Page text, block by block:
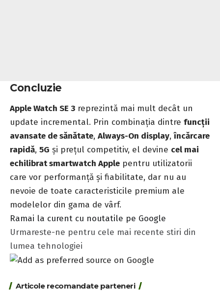
Concluzie
Apple Watch SE 3 reprezintă mai mult decât un
update incremental. Prin combinația dintre funcții
avansate de sănătate, Always-On display,încărcare
rapidă, 5G și prețul competitiv, el devine cel mai
echilibrat smartwatch Apple pentru utilizatorii
care vor performanță și fiabilitate, dar nu au
nevoie de toate caracteristicile premium ale
modelelor din gama de vârf.
Ramai la curent cu noutatile pe Google
Urmareste-ne pentru cele mai recente stiri din
lumea tehnologiei
Articole recomandate parteneri